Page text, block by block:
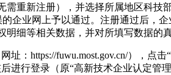
需重新注册），并选择所属地区科技
企业网上予以通过。注册通过后，
细等相关数据，并对所填写数据的
址：https://fuwu.most.gov.cn/），点
进行登录（原“高新技术企业认定管